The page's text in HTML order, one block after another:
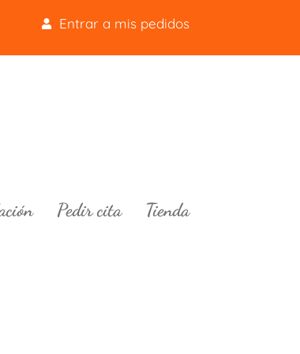
Entrar a mis pedidos
Pedir cita
Tienda